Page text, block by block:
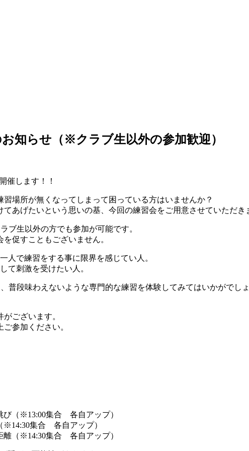
知らせ（※クラブ生以外の参加歓迎）
催します！！
場所が無くなってしまって困っている方はいませんか？
あげたいという思いの基、今回の練習会をご用意させていただき
ブ生以外の方でも参加が可能です。
促すこともございません。
人で練習をする事に限界を感じてい人。
て刺激を受けたい人。
普段味わえないような専門的な練習を体験してみてはいかがでしょ
ございます。
参加ください。
び（※13:00集合 各自アップ）
※14:30集合 各自アップ）
離（※14:30集合 各自アップ）